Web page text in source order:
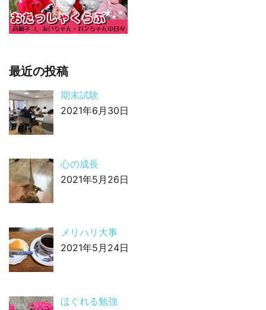
最近の投稿
期末試験
2021年6月30日
心の成長
2021年5月26日
メリハリ大事
2021年5月24日
ほぐれる勉強